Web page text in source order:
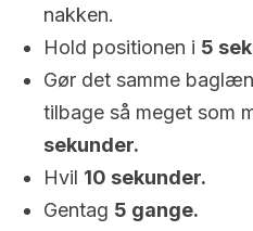
nakken.
Hold positionen i 5
Gør det samme
tilbage så meget som
sekunder.
Hvil 10 sekunder.
Gentag 5 gange.